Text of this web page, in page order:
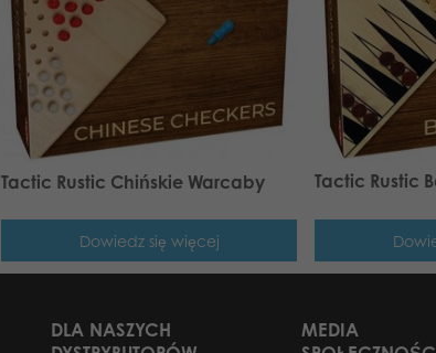
Tactic Rustic Chińskie Warcaby
Dowiedz się więcej
Tactic Rustic
DLA NASZYCH
MEDIA